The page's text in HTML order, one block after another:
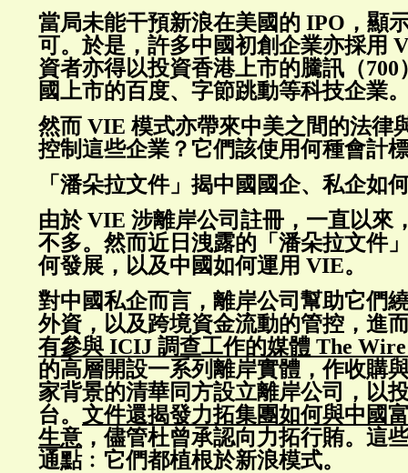
當局未能干預新浪在美國的 IPO，顯
可。於是，許多中國初創企業亦採用
資者亦得以投資香港上市的騰訊（
國上市的百度、字節跳動等科技企業
然而 VIE 模式亦帶來中美之間的法律
控制這些企業？它們該使用何種會計
「潘朵拉文件」揭中國國企、私企如
由於 VIE 涉離岸公司註冊，一直以來
不多。然而近日洩露的「潘朵拉文件
何發展，以及中國如何運用 VIE。
對中國私企而言，離岸公司幫助它們
外資，以及跨境資金流動的管控，進
有參與 ICIJ 調查工作的媒體 The
的高層開設一系列離岸實體，作收購
家背景的清華同方設立離岸公司，以
台。 文件還揭發力拓集團如何與中國
生意 ，儘管杜曾承認向力拓行賄。這
通點﹕它們都植根於新浪模式。